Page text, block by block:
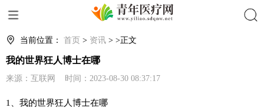
当前位置： 首页 > 资讯 > >正文
我的世界狂人博士在哪
来源：互联网 时间：2023-08-30 08:37:17
1、我的世界狂人博士在哪